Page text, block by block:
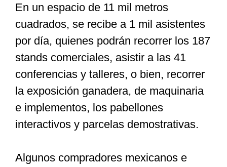
En un espacio de 11 mil metros
cuadrados, se recibe a 1 mil asistentes
por día, quienes podrán recorrer los 187
stands comerciales, asistir a las 41
conferencias y talleres, o bien, recorrer
la exposición ganadera, de maquinaria
e implementos, los pabellones
interactivos y parcelas demostrativas.
Algunos compradores mexicanos e